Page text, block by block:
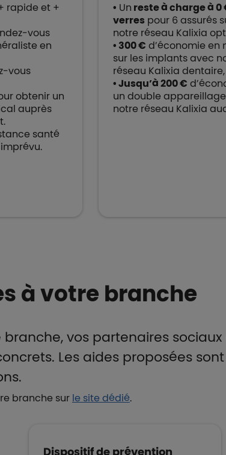
rapide et +
vous
en
vous
obtenir un
auprès
santé
• Un reste à charge à 0
verres pour 6 assurés
notre réseau Kalixia
• 300 € d’économie en
sur les implants avec
réseau Kalixia dentaire,
• Jusqu’à 200 €
un double
notre réseau Kalixia
à votre branche
vos partenaires
Les aides proposées
branche sur le site dédié.
Dispositif de prévention